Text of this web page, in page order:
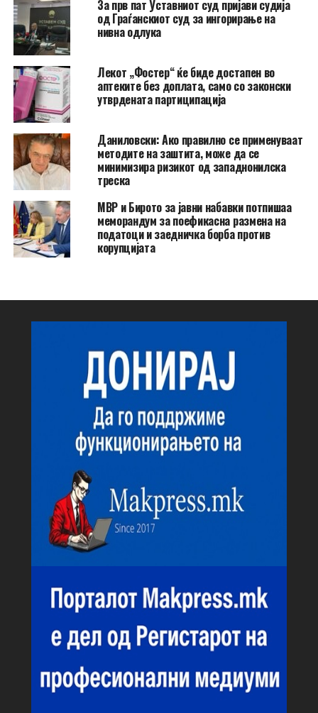
За прв пат Уставниот суд пријави судија
од Граѓанскиот суд за ингорирање на
нивна одлука
Лекот „Фостер“ ќе биде достапен во
аптеките без доплата, само со законски
утврдената партиципација
Даниловски: Ако правилно се применуваат
методите на заштита, може да се
минимизира ризикот од западнонилска
треска
МВР и Бирото за јавни набавки потпишаа
меморандум за поефикасна размена на
податоци и заедничка борба против
корупцијата